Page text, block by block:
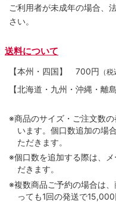
ご利用者が未成年の場合、
さい。
送料について
【本州・四国】 700円 （税
【北海道・九州・沖縄・離
※商品のサイズ・ご注文数
います。個口数追加の場
ただきます。
※個口数を追加する際は、
だきます。
※複数商品ご予約の場合は
っても1回の発送で15,000